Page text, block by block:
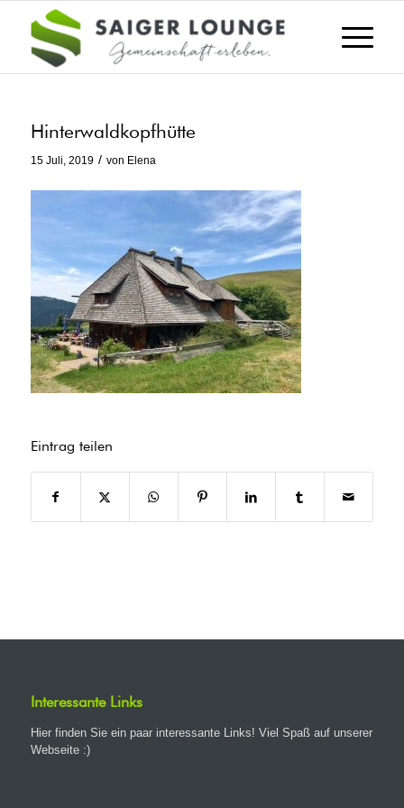
Hinterwaldkopfhütte
15 Juli, 2019 / von Elena
Eintrag teilen
Interessante Links
Hier finden Sie ein paar interessante Links! Viel Spaß auf unserer
Webseite :)